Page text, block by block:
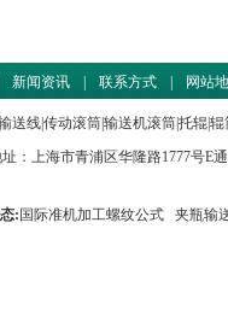
新闻资讯 联系方式 网站
送线|传动滚筒|输送机滚筒|托辊|辊
：上海市青浦区华隆路1777号E
: 国际准机加工螺纹公式 夹瓶输